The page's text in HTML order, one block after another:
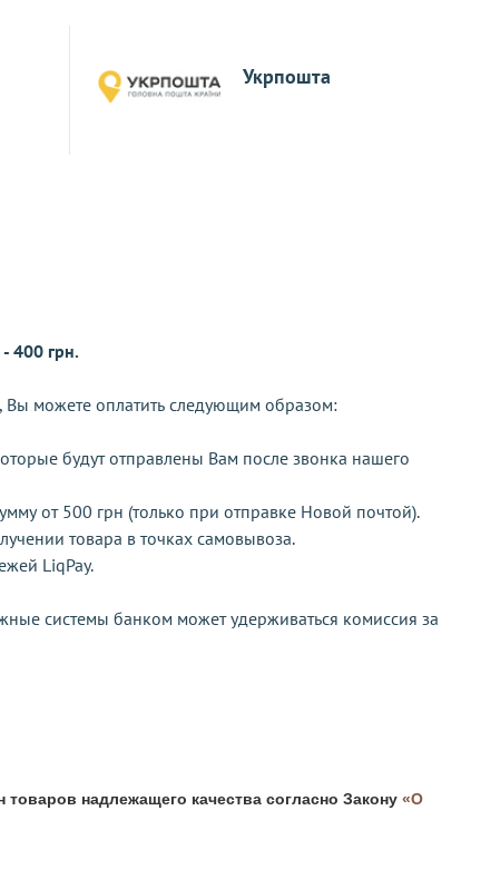
Укрпошта
400 грн.
можете оплатить следующим образом:
будут отправлены Вам после звонка нашего
от 500 грн (только при отправке Новой почтой).
товара в точках самовывоза.
LiqPay.
системы банком может удерживаться комиссия за
надлежащего качества согласно Закону «О